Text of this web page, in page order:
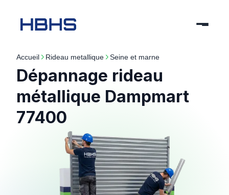
Accueil rideau metallique seine et marne
Dépannage rideau
métallique Dampmart
77400